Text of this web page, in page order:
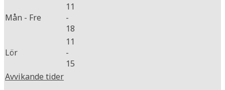
Mån - Fre
11
-
18
Lör
11
-
15
Avvikande tider